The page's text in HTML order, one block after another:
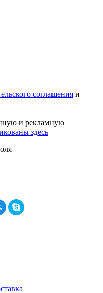
соглашения и
и рекламную
здесь